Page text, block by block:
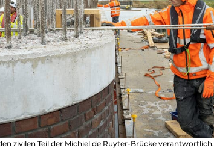
zivilen Teil der Michiel de Ruyter-Brücke verantwortlich.